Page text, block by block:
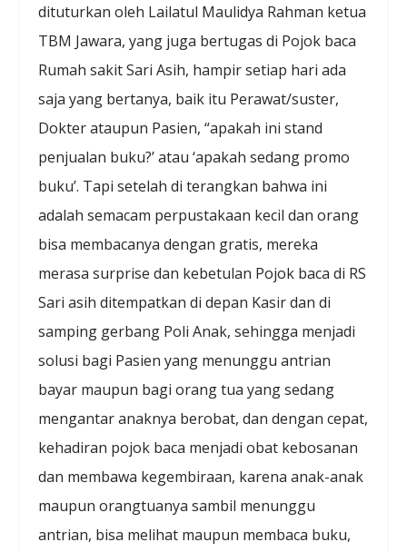
dituturkan oleh Lailatul Maulidya Rahman ketua
TBM Jawara, yang juga bertugas di Pojok baca
Rumah sakit Sari Asih, hampir setiap hari ada
saja yang bertanya, baik itu Perawat/suster,
Dokter ataupun Pasien, “apakah ini stand
penjualan buku?’ atau ‘apakah sedang promo
buku’. Tapi setelah di terangkan bahwa ini
adalah semacam perpustakaan kecil dan orang
bisa membacanya dengan gratis, mereka
merasa surprise dan kebetulan Pojok baca di RS
Sari asih ditempatkan di depan Kasir dan di
samping gerbang Poli Anak, sehingga menjadi
solusi bagi Pasien yang menunggu antrian
bayar maupun bagi orang tua yang sedang
mengantar anaknya berobat, dan dengan cepat,
kehadiran pojok baca menjadi obat kebosanan
dan membawa kegembiraan, karena anak-anak
maupun orangtuanya sambil menunggu
antrian, bisa melihat maupun membaca buku,